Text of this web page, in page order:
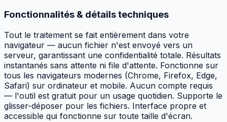
Fonctionnalités & détails techniques
Tout le traitement se fait entièrement dans votre
navigateur — aucun fichier n'est envoyé vers un
serveur, garantissant une confidentialité totale. Résultats
instantanés sans attente ni file d'attente. Fonctionne sur
tous les navigateurs modernes (Chrome, Firefox, Edge,
Safari) sur ordinateur et mobile. Aucun compte requis
— l'outil est gratuit pour un usage quotidien. Supporte le
glisser-déposer pour les fichiers. Interface propre et
accessible qui fonctionne sur toute taille d'écran.